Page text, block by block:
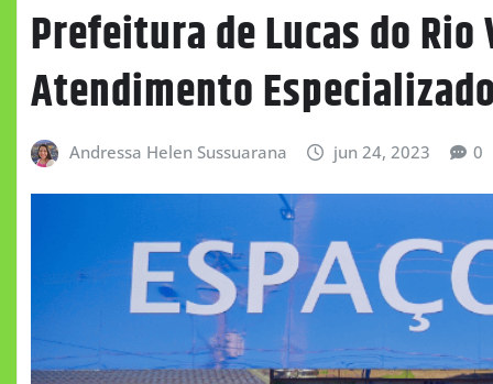
Prefeitura de Lucas do
Atendimento Especializado
Andressa Helen Sussuarana jun 24, 2023 0